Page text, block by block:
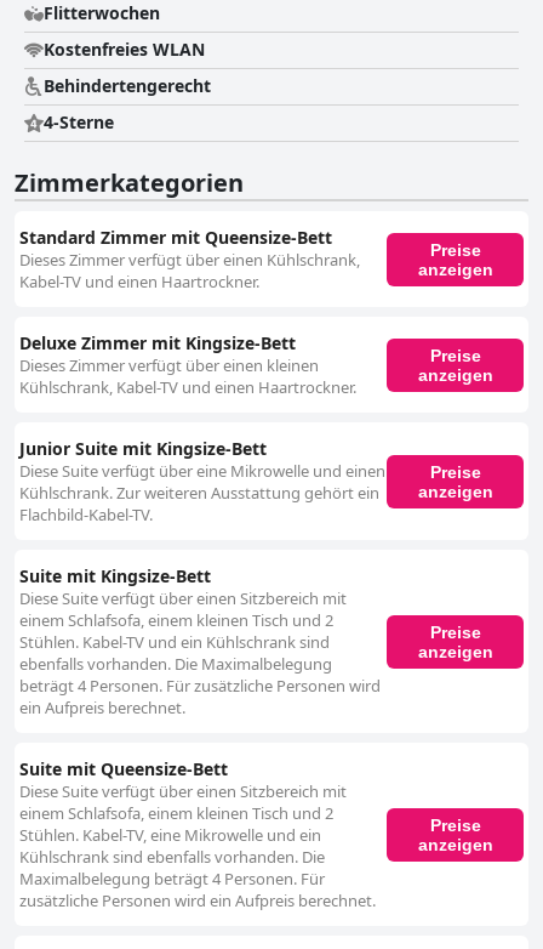
Flitterwochen
Kostenfreies WLAN
Behindertengerecht
4-Sterne
Zimmerkategorien
Standard Zimmer mit Queensize-Bett
Dieses Zimmer verfügt über einen Kühlschrank,
Kabel-TV und einen Haartrockner.
Preise
anzeigen
Deluxe Zimmer mit Kingsize-Bett
Dieses Zimmer verfügt über einen kleinen
Kühlschrank, Kabel-TV und einen Haartrockner.
Preise
anzeigen
Junior Suite mit Kingsize-Bett
Diese Suite verfügt über eine Mikrowelle und einen
Kühlschrank. Zur weiteren Ausstattung gehört ein
Flachbild-Kabel-TV.
Preise
anzeigen
Suite mit Kingsize-Bett
Diese Suite verfügt über einen Sitzbereich mit
einem Schlafsofa, einem kleinen Tisch und 2
Stühlen. Kabel-TV und ein Kühlschrank sind
ebenfalls vorhanden. Die Maximalbelegung
beträgt 4 Personen. Für zusätzliche Personen wird
ein Aufpreis berechnet.
Preise
anzeigen
Suite mit Queensize-Bett
Diese Suite verfügt über einen Sitzbereich mit
einem Schlafsofa, einem kleinen Tisch und 2
Stühlen. Kabel-TV, eine Mikrowelle und ein
Kühlschrank sind ebenfalls vorhanden. Die
Maximalbelegung beträgt 4 Personen. Für
zusätzliche Personen wird ein Aufpreis berechnet.
Preise
anzeigen